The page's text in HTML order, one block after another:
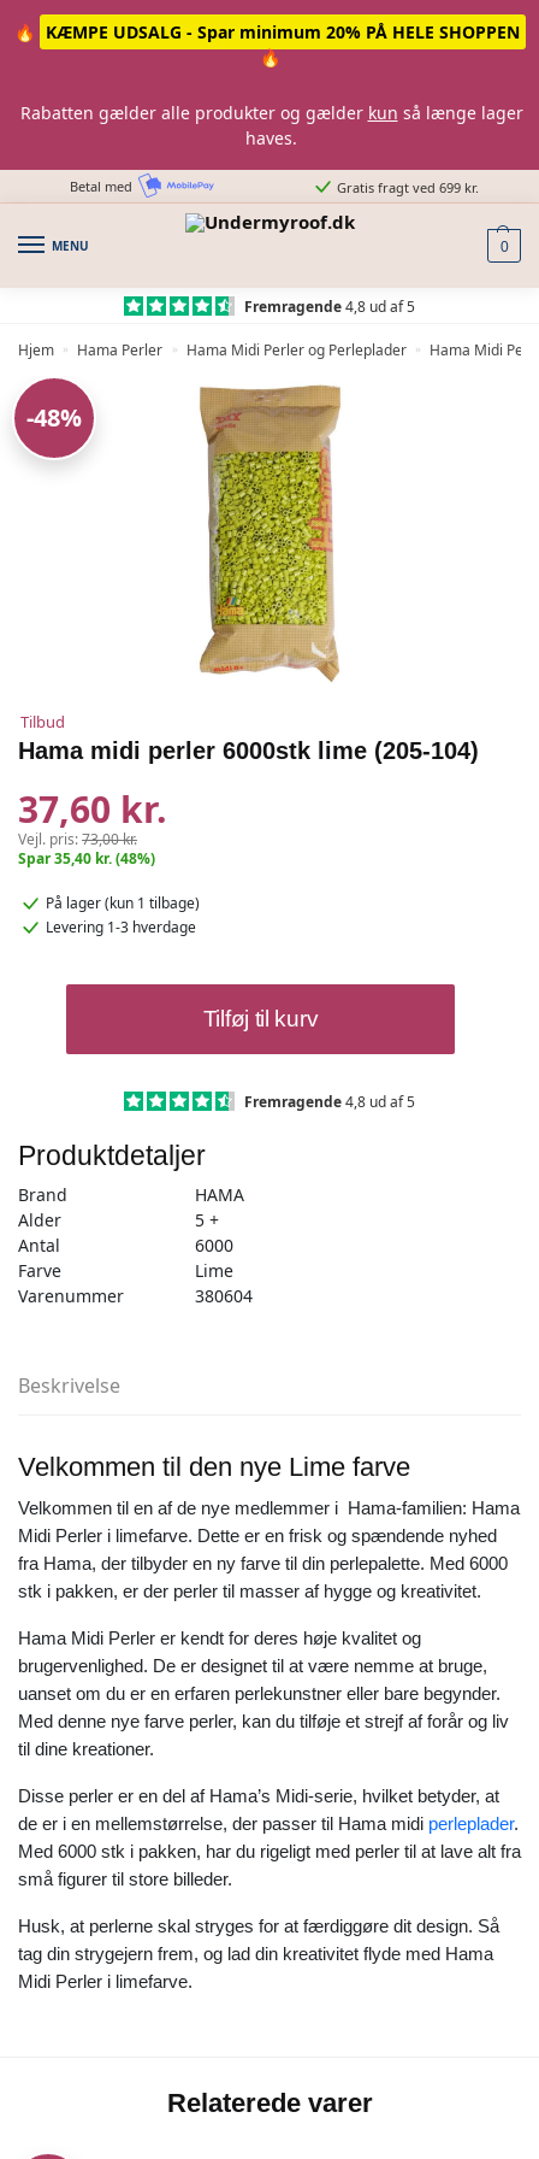
🔥
KÆMPE UDSALG - Spar minimum 20% PÅ HELE SHOPPEN
🔥
Rabatten gælder alle produkter og gælder kun så længe lager
haves.
Betal med Gratis fragt ved 699 kr.
MENU 0
Fremragende4,8 ud af 5
Hjem » Hama Perler » Hama Midi Perler og Perleplader » Hama Midi
-48%
Tilbud
Hama midi perler 6000stk lime (205-104)
37,60 kr.
Vejl. pris:73,00 kr.
Spar 35,40 kr. (48%)
På lager(kun 1 tilbage)
Levering 1-3 hverdage
104)
Tilføj til kurv
Fremragende4,8 ud af 5
Produktdetaljer
Brand
HAMA
Alder
5 +
Antal
6000
Farve
Lime
Varenummer
380604
Beskrivelse
Velkommen til den nye Lime farve
Velkommen til en af de nye medlemmer i Hama-familien: Hama
Midi Perler i limefarve. Dette er en frisk og spændende nyhed
fra Hama, der tilbyder en ny farve til din perlepalette. Med 6000
stk i pakken, er der perler til masser af hygge og kreativitet.
Hama Midi Perler er kendt for deres høje kvalitet og
brugervenlighed. De er designet til at være nemme at bruge,
uanset om du er en erfaren perlekunstner eller bare begynder.
Med denne nye farve perler, kan du tilføje et strejf af forår og liv
til dine kreationer.
Disse perler er en del af Hama’s Midi-serie, hvilket betyder, at
de er i en mellemstørrelse, der passer til Hama midi perleplader.
Med 6000 stk i pakken, har du rigeligt med perler til at lave alt fra
små figurer til store billeder.
Husk, at perlerne skal stryges for at færdiggøre dit design. Så
tag din strygejern frem, og lad din kreativitet flyde med Hama
Midi Perler i limefarve.
Relaterede varer